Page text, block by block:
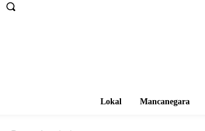
Lokal Mancanegara